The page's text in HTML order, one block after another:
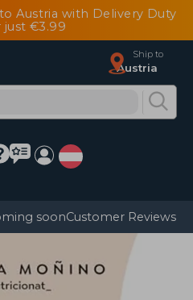
Austria with Delivery Duty
just €3.99
Ship to
Austria
soonCustomer Reviews